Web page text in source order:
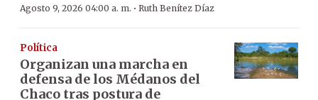
Agosto 9, 2026 04:00 a. m. · Ruth Benítez Díaz
Política
Organizan una marcha en
defensa de los Médanos del
Chaco tras postura de